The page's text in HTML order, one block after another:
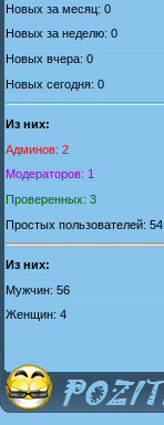
Новых за месяц: 0
Новых за неделю: 0
Новых вчера: 0
Новых сегодня: 0
Из них:
Админов: 2
Модераторов: 1
Проверенных: 3
Простых пользователей: 54
Из них:
Мужчин: 56
Женщин: 4